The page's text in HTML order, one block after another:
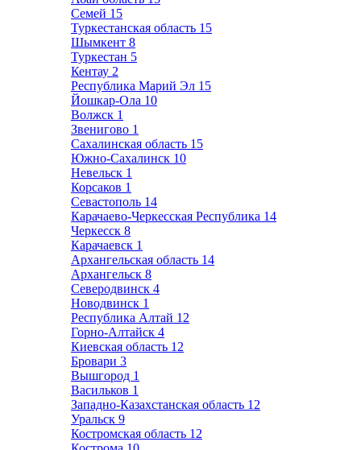
Семей 15
Туркестанская область 15
Шымкент 8
Туркестан 5
Кентау 2
Республика Марий Эл 15
Йошкар-Ола 10
Волжск 1
Звенигово 1
Сахалинская область 15
Южно-Сахалинск 10
Невельск 1
Корсаков 1
Севастополь 14
Карачаево-Черкесская Республика 14
Черкесск 8
Карачаевск 1
Архангельская область 14
Архангельск 8
Северодвинск 4
Новодвинск 1
Республика Алтай 12
Горно-Алтайск 4
Киевская область 12
Бровари 3
Вышгород 1
Васильков 1
Западно-Казахстанская область 12
Уральск 9
Костромская область 12